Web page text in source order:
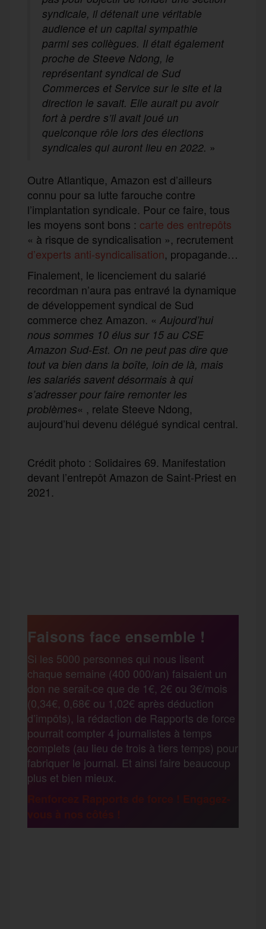
syndicale, il détenait une véritable
audience et un capital sympathie
parmi ses collègues. Il était également
proche de Steeve Ndong, le
représentant syndical de Sud
Commerces et Service sur le site et la
direction le savait. Elle aurait pu avoir
fort à perdre s’il avait joué un
quelconque rôle lors des élections
syndicales qui auront lieu en 2022. »
Outre Atlantique, Amazon est d’ailleurs
connu pour sa lutte farouche contre
l’implantation syndicale. Pour ce faire, tous
les moyens sont bons : carte des entrepôts
« à risque de syndicalisation », recrutement
d’experts anti-syndicalisation, propagande…
Finalement, le licenciement du salarié
recordman n’aura pas entravé la dynamique
de développement syndical de Sud
commerce chez Amazon. « Aujourd’hui
nous sommes 10 élus sur 15 au CSE
Amazon Sud-Est. On ne peut pas dire que
tout va bien dans la boîte, loin de là, mais
les salariés savent désormais à qui
s’adresser pour faire remonter les
problèmes« , relate Steeve Ndong,
aujourd’hui devenu délégué syndical central.
Crédit photo : Solidaires 69. Manifestation
devant l’entrepôt Amazon de Saint-Priest en
2021.
b
o
o
k
t
e
r
l
s
a
g
e
m
r
t
a
g
e
Faisons face ensemble !
Si les 5000 personnes qui nous lisent
chaque semaine (400 000/an) faisaient un
don ne serait-ce que de 1€, 2€ ou 3€/mois
(0,34€, 0,68€ ou 1,02€ après déduction
d’impôts), la rédaction de Rapports de force
pourrait compter 4 journalistes à temps
complets (au lieu de trois à tiers temps) pour
fabriquer le journal. Et ainsi faire beaucoup
plus et bien mieux.
Renforcez Rapports de force ! Engagez-
vous à nos côtés !